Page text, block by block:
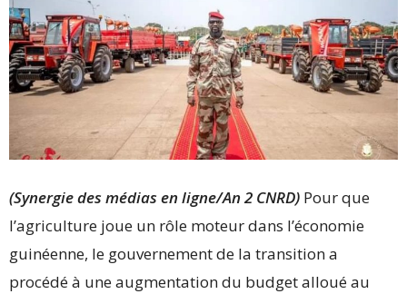
(Synergie des médias en ligne/An 2 CNRD) Pour que
l’agriculture joue un rôle moteur dans l’économie
guinéenne, le gouvernement de la transition a
procédé à une augmentation du budget alloué au